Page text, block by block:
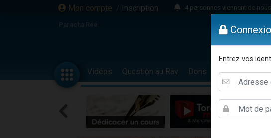
Mon compte / Inscription
4 personnes viennent de
3 personnes viennent de
13 personnes viennent de
2 personnes viennent de
30 personnes viennent
Il reste 49 places pour
Paracha Réé
Vidéos Question au Rav Dons Femmes
Entrez vos